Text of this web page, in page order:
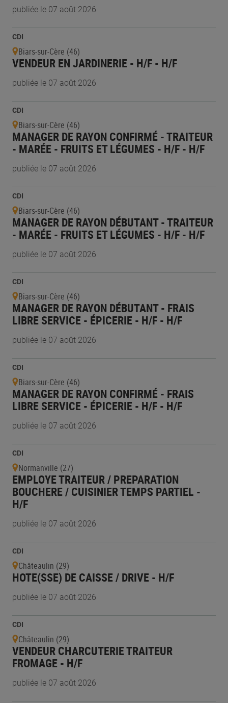
publiée le 07 août 2026
CDI
Biars-sur-Cère (46)
VENDEUR EN JARDINERIE - H/F - H/F
publiée le 07 août 2026
CDI
Biars-sur-Cère (46)
MANAGER DE RAYON CONFIRMÉ - TRAITEUR
- MARÉE - FRUITS ET LÉGUMES - H/F - H/F
publiée le 07 août 2026
CDI
Biars-sur-Cère (46)
MANAGER DE RAYON DÉBUTANT - TRAITEUR
- MARÉE - FRUITS ET LÉGUMES - H/F - H/F
publiée le 07 août 2026
CDI
Biars-sur-Cère (46)
MANAGER DE RAYON DÉBUTANT - FRAIS
LIBRE SERVICE - ÉPICERIE - H/F - H/F
publiée le 07 août 2026
CDI
Biars-sur-Cère (46)
MANAGER DE RAYON CONFIRMÉ - FRAIS
LIBRE SERVICE - ÉPICERIE - H/F - H/F
publiée le 07 août 2026
CDI
Normanville (27)
EMPLOYE TRAITEUR / PREPARATION
BOUCHERE / CUISINIER TEMPS PARTIEL -
H/F
publiée le 07 août 2026
CDI
Châteaulin (29)
HOTE(SSE) DE CAISSE / DRIVE - H/F
publiée le 07 août 2026
CDI
Châteaulin (29)
VENDEUR CHARCUTERIE TRAITEUR
FROMAGE - H/F
publiée le 07 août 2026